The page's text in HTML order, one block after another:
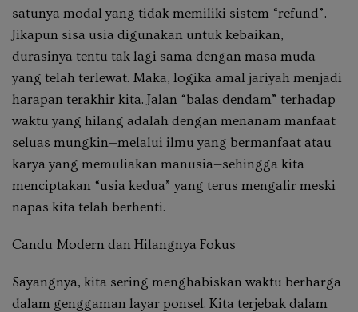
satunya modal yang tidak memiliki sistem “refund”.
Jikapun sisa usia digunakan untuk kebaikan,
durasinya tentu tak lagi sama dengan masa muda
yang telah terlewat. Maka, logika amal jariyah menjadi
harapan terakhir kita. Jalan “balas dendam” terhadap
waktu yang hilang adalah dengan menanam manfaat
seluas mungkin—melalui ilmu yang bermanfaat atau
karya yang memuliakan manusia—sehingga kita
menciptakan “usia kedua” yang terus mengalir meski
napas kita telah berhenti.
Candu Modern dan Hilangnya Fokus
Sayangnya, kita sering menghabiskan waktu berharga
dalam genggaman layar ponsel. Kita terjebak dalam